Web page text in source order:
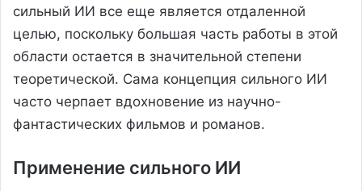
сильный ИИ все еще является отдаленной
целью, поскольку большая часть работы в этой
области остается в значительной степени
теоретической. Сама концепция сильного ИИ
часто черпает вдохновение из научно-
фантастических фильмов и романов.
Применение сильного ИИ